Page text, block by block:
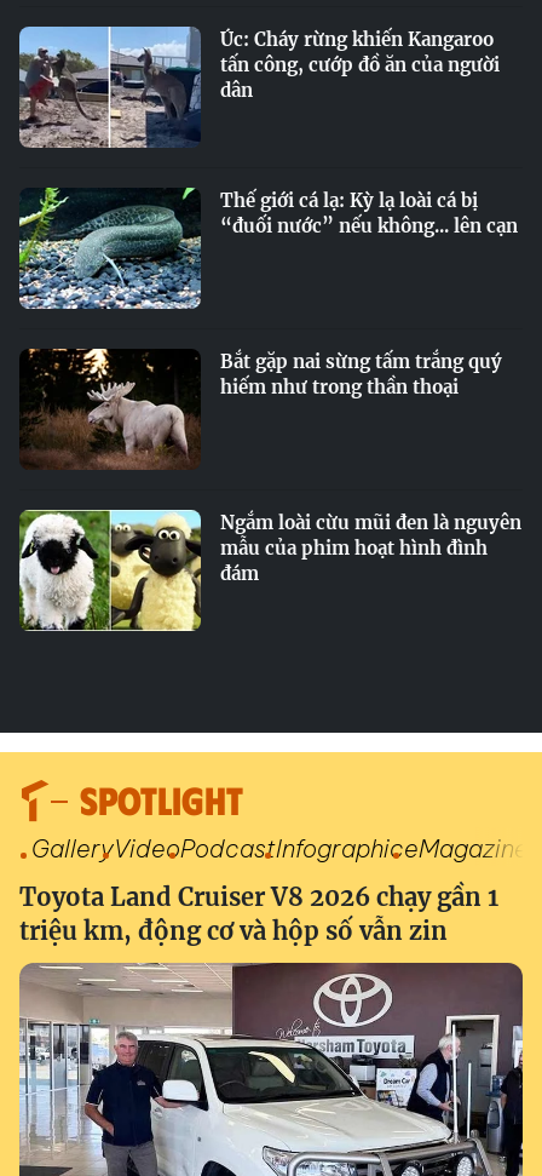
Úc: Cháy rừng khiến Kangaroo
tấn công, cướp đồ ăn của người
dân
Thế giới cá lạ: Kỳ lạ loài cá bị
“đuối nước” nếu không... lên cạn
Bắt gặp nai sừng tấm trắng quý
hiếm như trong thần thoại
Ngắm loài cừu mũi đen là nguyên
mẫu của phim hoạt hình đình
đám
SPOTLIGHT
GalleryVideoPodcastInfographiceMagazine
Toyota Land Cruiser V8 2026 chạy gần 1
triệu km, động cơ và hộp số vẫn zin